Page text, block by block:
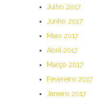
Julho 2017
Junho 2017
Maio 2017
Abril 2017
Março 2017
Fevereiro 2017
Janeiro 2017